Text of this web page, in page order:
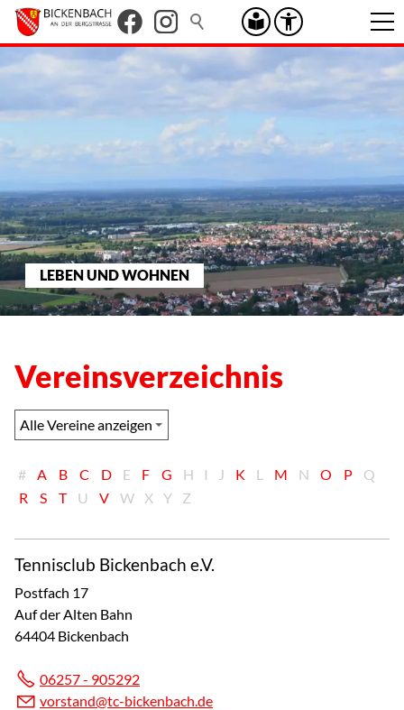
LEBEN UND WOHNEN
Vereinsverzeichnis
# A B C D E F G H I J K L M N O P
Q
R
S T U V W X Y Z
Tennisclub Bickenbach e.V.
Postfach 17
Auf der Alten Bahn
64404 Bickenbach
06257 - 905292
v rst nd tc-b ck nb ch d